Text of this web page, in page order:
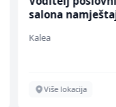
salona
Kalea
Više lokacija